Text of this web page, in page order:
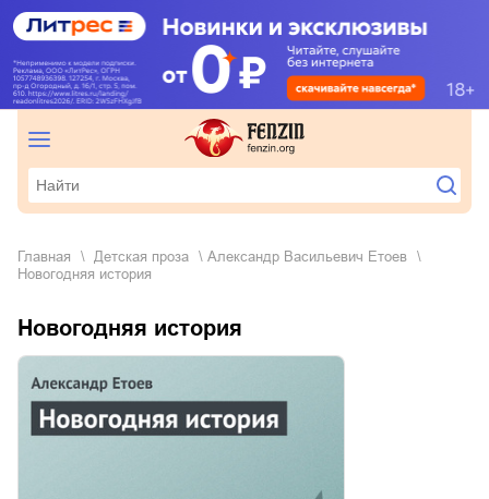
Главная детская проза
Александр Васильевич Етоев
Новогодняя история
Новогодняя история